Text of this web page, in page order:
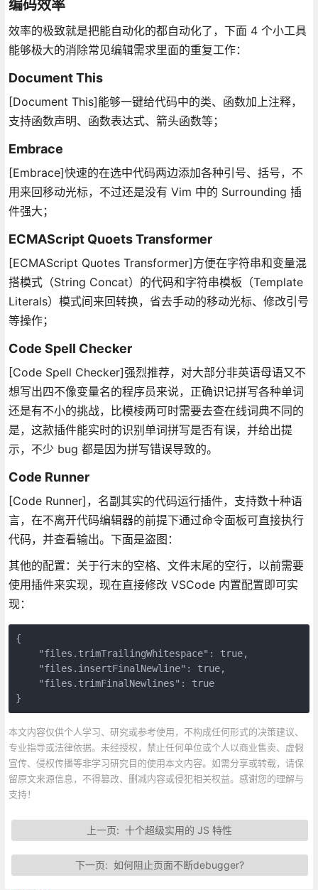
编码效率
效率的极致就是把能自动化的都自动化了，下面 4 个小工具
能够极大的消除常见编辑需求里面的重复工作：
Document This
[Document This]能够一键给代码中的类、函数加上注释，
支持函数声明、函数表达式、箭头函数等；
Embrace
[Embrace]快速的在选中代码两边添加各种引号、括号，不
用来回移动光标，不过还是没有 Vim 中的 Surrounding 插
件强大；
ECMAScript Quoets Transformer
[ECMAScript Quotes Transformer]方便在字符串和变量混
搭模式（String Concat）的代码和字符串模板（Template
Literals）模式间来回转换，省去手动的移动光标、修改引号
等操作；
Code Spell Checker
[Code Spell Checker]强烈推荐，对大部分非英语母语又不
想写出四不像变量名的程序员来说，正确识记拼写各种单词
还是有不小的挑战，比模棱两可时需要去查在线词典不同的
是，这款插件能实时的识别单词拼写是否有误，并给出提
示，不少 bug 都是因为拼写错误导致的。
Code Runner
[Code Runner]，名副其实的代码运行插件，支持数十种语
言，在不离开代码编辑器的前提下通过命令面板可直接执行
代码，并查看输出。下面是盗图：
其他的配置：关于行末的空格、文件末尾的空行，以前需要
使用插件来实现，现在直接修改 VSCode 内置配置即可实
现：
{
    "files.trimTrailingWhitespace": true,
    "files.insertFinalNewline": true,
    "files.trimFinalNewlines": true
}
本文内容仅供个人学习、研究或参考使用，不构成任何形式的决策建议、
专业指导或法律依据。未经授权，禁止任何单位或个人以商业售卖、虚假
宣传、侵权传播等非学习研究目的使用本文内容。如需分享或转载，请保
留原文来源信息，不得篡改、删减内容或侵犯相关权益。感谢您的理解与
支持！
上一页:十个超级实用的 JS 特性
下一页: 如何阻止页面不断debugger?